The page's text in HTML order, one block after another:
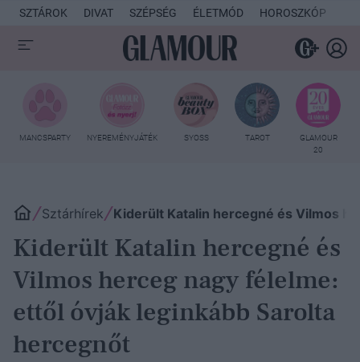
SZTÁROK DIVAT SZÉPSÉG ÉLETMÓD HOROSZKÓP
MANCSPARTY NYEREMÉNYJÁTÉK SYOSS TAROT
GLAMOUR
20
Sztárhírek Kiderült Katalin hercegné és Vilmos
Kiderült Katalin hercegné és
Vilmos herceg nagy félelme:
ettől óvják leginkább Sarolta
hercegnőt